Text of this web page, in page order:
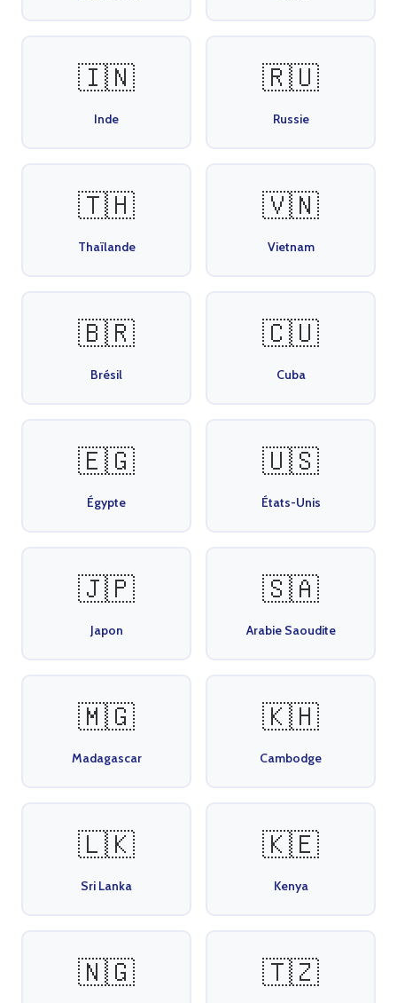
🇮🇳
Inde
🇷🇺
Russie
🇹🇭
Thaïlande
🇻🇳
Vietnam
🇧🇷
Brésil
🇨🇺
Cuba
🇪🇬
Égypte
🇺🇸
États-Unis
🇯🇵
Japon
🇸🇦
Arabie Saoudite
🇲🇬
Madagascar
🇰🇭
Cambodge
🇱🇰
Sri Lanka
🇰🇪
Kenya
🇳🇬 🇹🇿